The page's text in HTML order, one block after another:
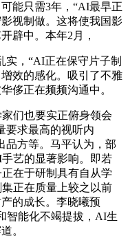
能只需3年，“AI最早正
视制做。这将使我国影
辟中。本年2月，
，“AI正在保守片子制
效的感化。吸引了不雅
侈正在频频沟通中。
们也要实正俯身领会
要求最高的视听内
品方等。马平认为，部
艺的显著影响。即若
在于研制具有自从学
正在质量上较之以前
的成长。李晓曦预
智能化不竭提拔，AI生
。